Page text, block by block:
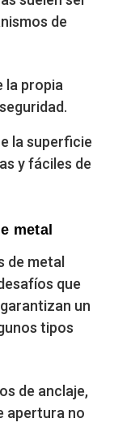
de
la propia
la superficie
y fáciles de
metal
de metal
que
un
tipos
de anclaje,
apertura no